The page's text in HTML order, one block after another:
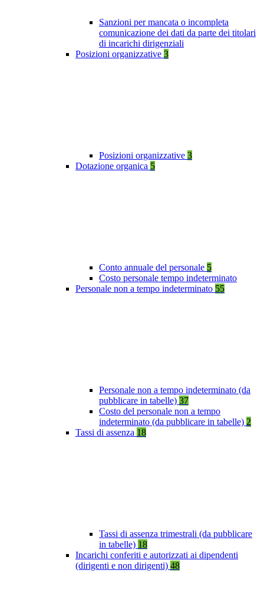
Sanzioni per mancata o incompleta
comunicazione dei dati da parte dei titolari
di incarichi dirigenziali
Posizioni organizzative 3
Posizioni organizzative 3
Dotazione organica 5
Conto annuale del personale 5
Costo personale tempo indeterminato
Personale non a tempo indeterminato 55
Personale non a tempo indeterminato (da
pubblicare in tabelle) 37
Costo del personale non a tempo
indeterminato (da pubblicare in tabelle) 2
Tassi di assenza 18
Tassi di assenza trimestrali (da pubblicare
in tabelle) 18
Incarichi conferiti e autorizzati ai dipendenti
(dirigenti e non dirigenti) 48